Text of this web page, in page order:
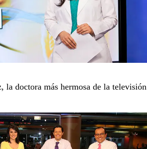
la doctora más hermosa de la televisión